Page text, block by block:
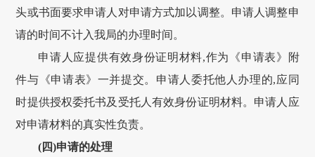
头或书面要求申请人对申请方式加以调整。申请人调整申
请的时间不计入我局的办理时间。
申请人应提供有效身份证明材料,作为《申请表》附
件与《申请表》一并提交。申请人委托他人办理的,应同
时提供授权委托书及受托人有效身份证明材料。申请人应
对申请材料的真实性负责。
(四)申请的处理